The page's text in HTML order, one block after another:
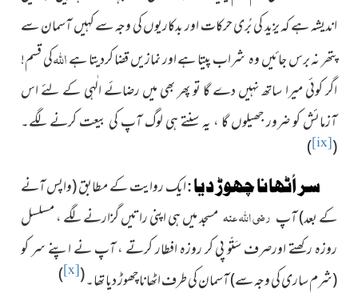
اندیشہ ہے کہ یزید کی بُری حرکات اور بدکاریوں کی وجہ سے کہیں آسمان سے
پتھر نہ برس جائیں وہشراب پیتا ہے اور نمازیں قضا کردیتا ہےاللہکی قسم!
اگر کوئی میرا ساتھ نہیں دے گا تو پھر بھی میں رضائے الٰہی کے لئے اس
آزمائش کو ضرور جھیلوں گا ، یہ سنتے ہی لوگ آپ کی بیعت کرنے لگے۔
(
[ix]
)
سر اُٹھانا چھوڑ دیا :ایک روایت کے مطابق(واپس آنے
کے بعد)آپ رضی اللہ عنہ مسجد میں ہی اپنی راتیں گزارنے لگے ، مسلسل
روزہ رکھتے اورصرف سَتّو پی کر روزہ افطار کرتے ، آپ نے اپنے سر کو
(شرم ساری کی وجہ سے)آسمان کی طرف اٹھانا چھوڑ دیا تھا۔(
[x]
)